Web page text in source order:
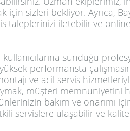
sizleri bekliyor. Ayrıca,
taleplerinizi iletebilir ve
sunduğu
performansta
ve acil servis
müşteri memnuniyetini
bakım ve onarımı
servislere ulaşabilir ve